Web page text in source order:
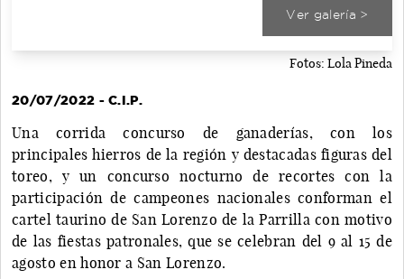
Ver galería >
Fotos: Lola Pineda
20/07/2022 - C.I.P.
Una corrida concurso de ganaderías, con los
principales hierros de la región y destacadas figuras del
toreo, y un concurso nocturno de recortes con la
participación de campeones nacionales conforman el
cartel taurino de San Lorenzo de la Parrilla con motivo
de las fiestas patronales, que se celebran del 9 al 15 de
agosto en honor a San Lorenzo.